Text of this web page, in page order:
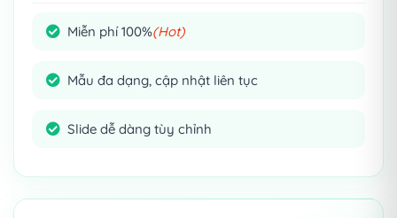
21 Trang trình bày khác nhau
Miễn phí 100%(Hot)
Mẫu đa dạng, cập nhật liên tục
Slide dễ dàng tùy chỉnh